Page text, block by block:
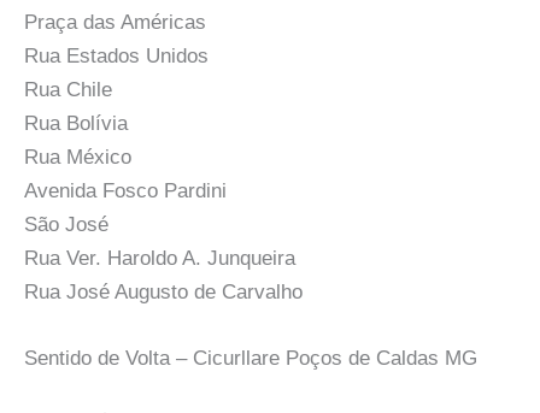
Praça das Américas
Rua Estados Unidos
Rua Chile
Rua Bolívia
Rua México
Avenida Fosco Pardini
São José
Rua Ver. Haroldo A. Junqueira
Rua José Augusto de Carvalho
Sentido de Volta – Cicurllare Poços de Caldas MG